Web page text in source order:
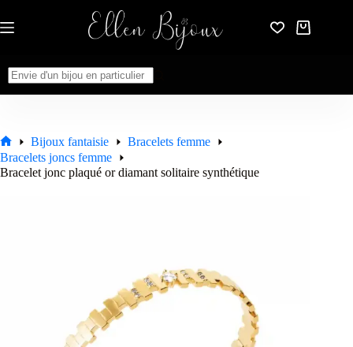
au
contenu
Panier
Accueil
Bijoux fantaisie
Bracelets femme
Bracelets joncs femme
Bracelet jonc plaqué or diamant solitaire synthétique